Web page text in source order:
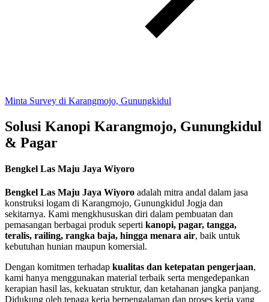
Minta Survey di Karangmojo, Gunungkidul
Solusi Kanopi Karangmojo, Gunungkidul
& Pagar
Bengkel Las Maju Jaya Wiyoro
Bengkel Las Maju Jaya Wiyoro adalah mitra andal dalam jasa
konstruksi logam di Karangmojo, Gunungkidul Jogja dan
sekitarnya. Kami mengkhususkan diri dalam pembuatan dan
pemasangan berbagai produk seperti kanopi, pagar, tangga,
teralis, railing, rangka baja, hingga menara air, baik untuk
kebutuhan hunian maupun komersial.
Dengan komitmen terhadap kualitas dan ketepatan pengerjaan,
kami hanya menggunakan material terbaik serta mengedepankan
kerapian hasil las, kekuatan struktur, dan ketahanan jangka panjang.
Didukung oleh tenaga kerja berpengalaman dan proses kerja yang